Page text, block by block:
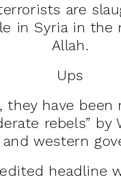
are
in Syria in the
Allah.
Ups
they have been
rebels” by
western
headline